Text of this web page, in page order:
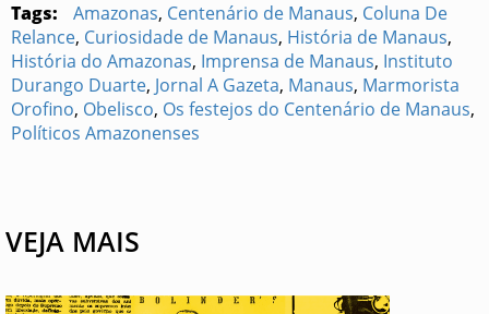
Tags: Amazonas, Centenário de Manaus, Coluna De
Relance, Curiosidade de Manaus, História de Manaus,
História do Amazonas, Imprensa de Manaus, Instituto
Durango Duarte, Jornal A Gazeta, Manaus, Marmorista
Orofino, Obelisco, Os festejos do Centenário de Manaus,
Políticos Amazonenses
VEJA MAIS